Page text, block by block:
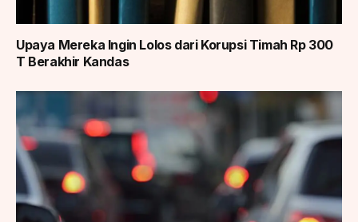
Upaya Mereka Ingin Lolos dari Korupsi Timah Rp 300
T Berakhir Kandas